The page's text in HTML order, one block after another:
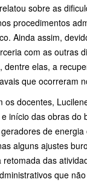
sobre as
procedimentos
Ainda assim,
com as outras
dentre elas, a
que ocorreram
os docentes,
início das obras do
de
alguns ajustes
das
que